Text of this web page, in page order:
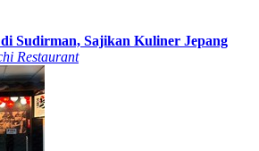
Sudirman, Sajikan Kuliner Jepang
Restaurant